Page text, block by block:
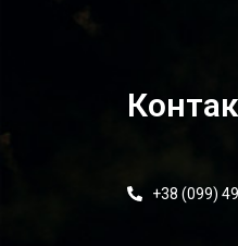
+38 (099)